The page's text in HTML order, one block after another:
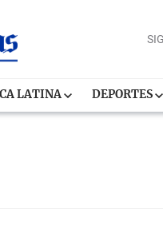
LATINA DEPORTES